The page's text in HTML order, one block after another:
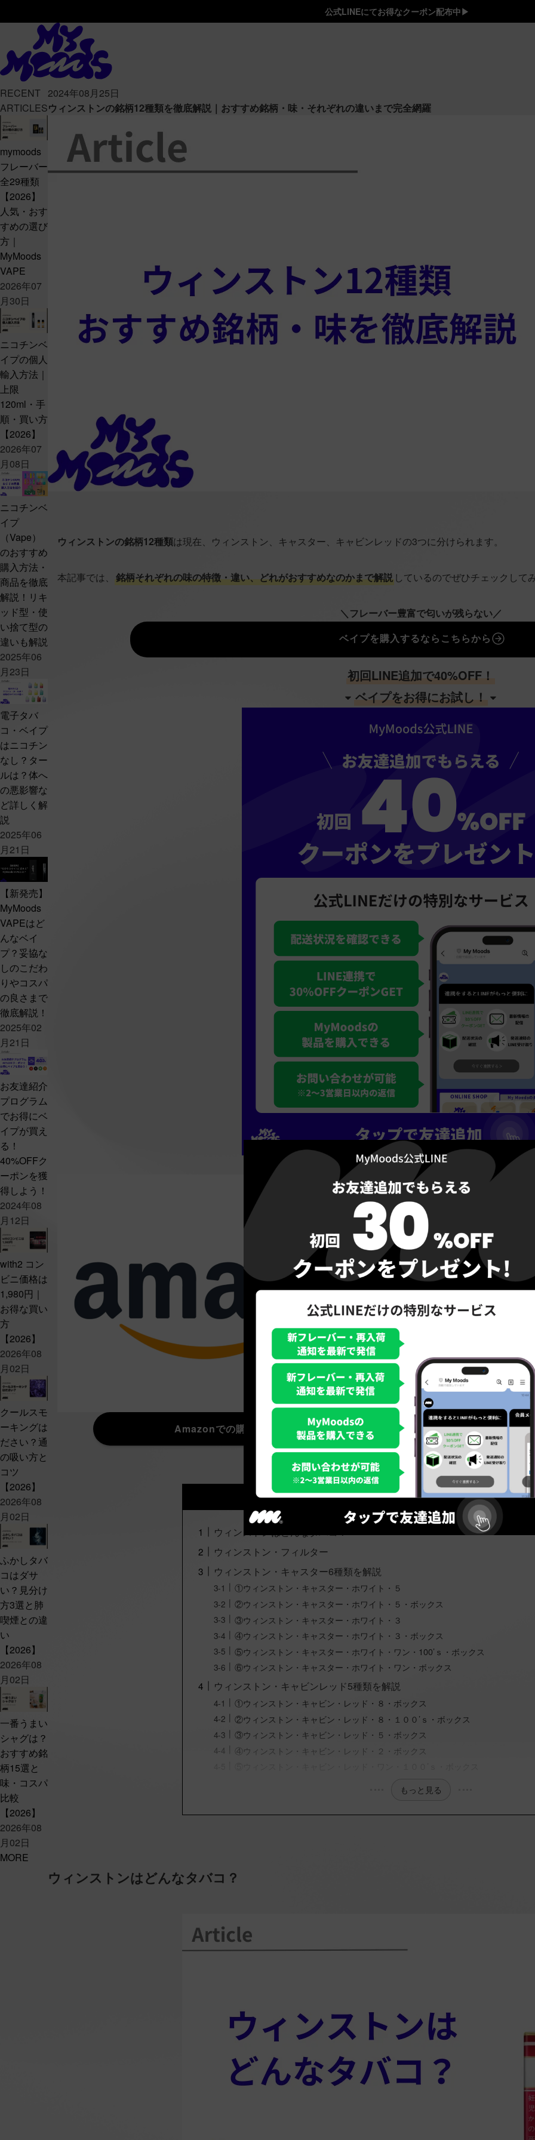
公式LINEにてお得なクーポン配布中▶︎
RECENT
ARTICLES
mymoods
フレーバー
全29種類
【2026】
人気・おす
すめの選び
方｜
MyMoods
VAPE
2026年07
月30日
ニコチンベ
イプの個人
輸入方法｜
上限
120ml・手
順・買い方
【2026】
2026年07
月08日
ニコチンベ
イプ
（Vape）
のおすすめ
購入方法・
商品を徹底
解説！リキ
ッド型・使
い捨て型の
違いも解説
2025年06
月23日
電子タバ
コ・ベイプ
はニコチン
なし？ター
ルは？体へ
の悪影響な
ど詳しく解
説
2025年06
月21日
【新発売】
MyMoods
VAPEはど
んなベイ
プ？妥協な
しのこだわ
りやコスパ
の良さまで
徹底解説！
2025年02
月21日
お友達紹介
プログラム
でお得にベ
イプが買え
る！
40%OFFク
ーポンを獲
得しよう！
2024年08
月12日
with2 コン
ビニ価格は
1,980円｜
お得な買い
方
【2026】
2026年08
月02日
クールスモ
ーキングは
ださい？通
の吸い方と
コツ
【2026】
2026年08
月02日
ふかしタバ
コはダサ
い？見分け
方3選と肺
喫煙との違
い
【2026】
2026年08
月02日
一番うまい
シャグは？
おすすめ銘
柄15選と
味・コスパ
比較
【2026】
2026年08
月02日
MORE
2024年08月25日
ウィンストンの銘柄12種類を徹底解説｜おすすめ銘柄・味・それぞれの違いまで完全網羅
ウィンストンの銘柄12種類は現在、ウィンストン、キャスター、キャビンレッドの3つに分けられます。
本記事では、 銘柄それぞれの味の特徴・違い、どれがおすすめなのかまで解説 しているのでぜひチェックして
＼フレーバー豊富で匂いが残らない／
ベイプを購入するならこちらから
初回LINE追加で40%OFF！
ベイプをお得にお試し！
Amazonでの購入はこちら
目次
ウィンストンはどんなタバコ？
ウィンストン・フィルター
ウィンストン・キャスター6種類を解説
①ウィンストン・キャスター・ホワイト・５
②ウィンストン・キャスター・ホワイト・５・ボックス
③ウィンストン・キャスター・ホワイト・３
④ウィンストン・キャスター・ホワイト・３・ボックス
⑤ウィンストン・キャスター・ホワイト・ワン・100’ｓ・ボックス
⑥ウィンストン・キャスター・ホワイト・ワン・ボックス
ウィンストン・キャビンレッド5種類を解説
①ウィンストン・キャビン・レッド・８・ボックス
②ウィンストン・キャビン・レッド・８・１００’ｓ・ボックス
③ウィンストン・キャビン・レッド・５・ボックス
④ウィンストン・キャビン・レッド・２・ボックス
もっと見る
ウィンストンはどんなタバコ？